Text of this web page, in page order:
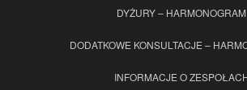
DYŻURY – HARMONOGRAM
DODATKOWE KONSULTACJE –
INFORMACJE O